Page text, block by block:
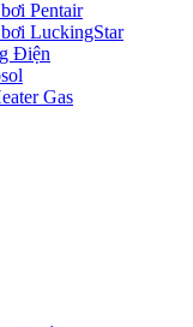
Pentair
LuckingStar
Điện
Gas